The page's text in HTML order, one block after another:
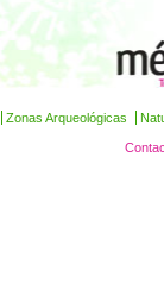
Zonas Arqueológicas